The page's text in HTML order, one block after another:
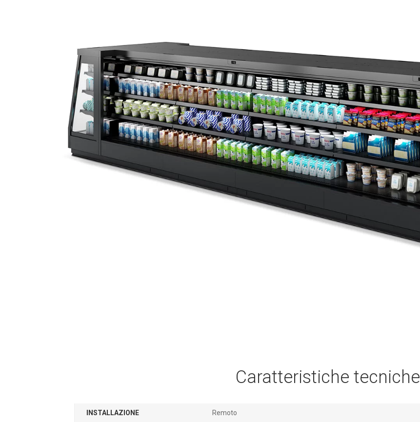
Caratteristiche tecniche
INSTALLAZIONE Remoto